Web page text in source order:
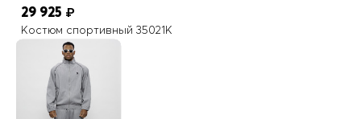
Прорезной карман
Прорезные карманы служат местом хранения различных мелочей.
29 925 ₽
Костюм спортивный 35021K